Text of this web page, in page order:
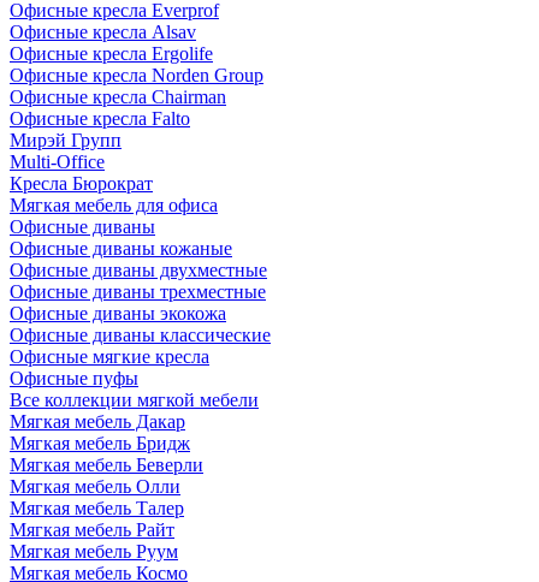
Офисные кресла Everprof
Офисные кресла Alsav
Офисные кресла Ergolife
Офисные кресла Norden Group
Офисные кресла Chairman
Офисные кресла Falto
Мирэй Групп
Multi-Office
Кресла Бюрократ
Мягкая мебель для офиса
Офисные диваны
Офисные диваны кожаные
Офисные диваны двухместные
Офисные диваны трехместные
Офисные диваны экокожа
Офисные диваны классические
Офисные мягкие кресла
Офисные пуфы
Все коллекции мягкой мебели
Мягкая мебель Дакар
Мягкая мебель Бридж
Мягкая мебель Беверли
Мягкая мебель Олли
Мягкая мебель Талер
Мягкая мебель Райт
Мягкая мебель Руум
Мягкая мебель Космо